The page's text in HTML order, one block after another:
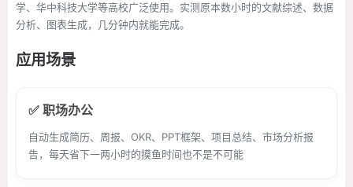
学、华中科技大学等高校广泛使用。实测原本数小时的文献综述、数据
分析、图表生成，几分钟内就能完成。
应用场景
✅ 职场办公
自动生成简历、周报、OKR、PPT框架、项目总结、市场分析报
告，每天省下一两小时的摸鱼时间也不是不可能